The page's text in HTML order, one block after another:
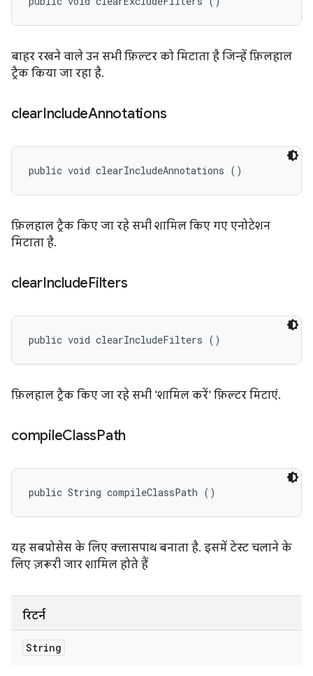
बाहर रखने वाले उन सभी फ़िल्टर को मिटाता है जिन्हें फ़िलहाल
ट्रैक किया जा रहा है.
clearIncludeAnnotations
public void clearIncludeAnnotations ()
फ़िलहाल ट्रैक किए जा रहे सभी शामिल किए गए एनोटेशन
मिटाता है.
clearIncludeFilters
public void clearIncludeFilters ()
फ़िलहाल ट्रैक किए जा रहे सभी 'शामिल करें' फ़िल्टर मिटाएं.
compileClassPath
public String compileClassPath ()
यह सबप्रोसेस के लिए क्लासपाथ बनाता है. इसमें टेस्ट चलाने के
लिए ज़रूरी जार शामिल होते हैं
रिटर्न
String